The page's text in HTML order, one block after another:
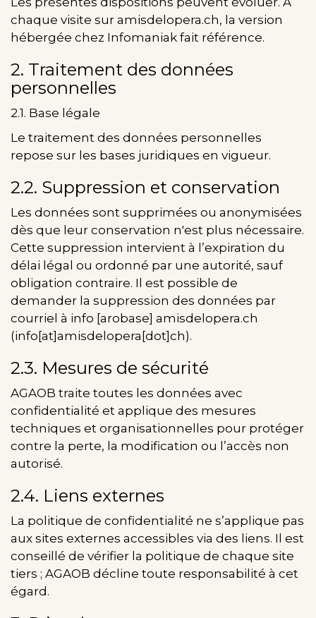
chaque visite sur amisdelopera.ch, la version
hébergée chez Infomaniak fait référence.
2. Traitement des données
personnelles
2.1. Base légale
Le traitement des données personnelles
repose sur les bases juridiques en vigueur.
2.2. Suppression et conservation
Les données sont supprimées ou anonymisées
dès que leur conservation n'est plus nécessaire.
Cette suppression intervient à l’expiration du
délai légal ou ordonné par une autorité, sauf
obligation contraire. Il est possible de
demander la suppression des données par
courriel à info [arobase] amisdelopera.ch
(info[at]amisdelopera[dot]ch).
2.3. Mesures de sécurité
AGAOB traite toutes les données avec
confidentialité et applique des mesures
techniques et organisationnelles pour protéger
contre la perte, la modification ou l’accès non
autorisé.
2.4. Liens externes
La politique de confidentialité ne s’applique pas
aux sites externes accessibles via des liens. Il est
conseillé de vérifier la politique de chaque site
tiers ; AGAOB décline toute responsabilité à cet
égard.